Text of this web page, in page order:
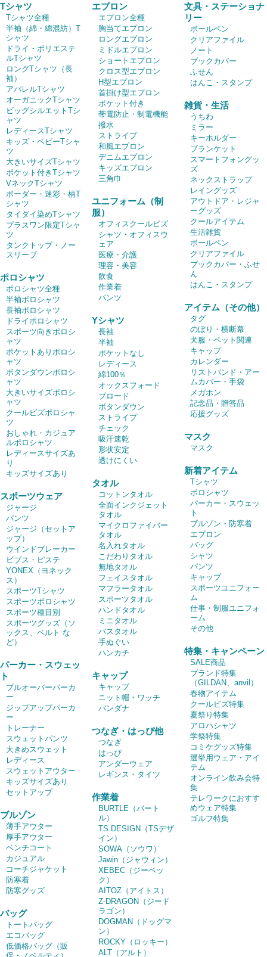
Tシャツ
Tシャツ全種
半袖（綿・綿混紡）T
シャツ
ドライ・ポリエステ
ルTシャツ
ロングTシャツ（長
袖）
アパレルTシャツ
オーガニックTシャツ
ビッグシルエットTシ
ャツ
レディースTシャツ
キッズ・ベビーTシャ
ツ
大きいサイズTシャツ
ポケット付きTシャツ
VネックTシャツ
ボーダー・迷彩・柄T
シャツ
タイダイ染めTシャツ
プラスワン限定Tシャ
ツ
タンクトップ・ノー
スリーブ
ポロシャツ
ポロシャツ全種
半袖ポロシャツ
長袖ポロシャツ
ドライポロシャツ
スポーツ向きポロシ
ャツ
ポケットありポロシ
ャツ
ボタンダウンポロシ
ャツ
大きいサイズポロシ
ャツ
クールビズポロシャ
ツ
おしゃれ・カジュア
ルポロシャツ
レディースサイズあ
り
キッズサイズあり
スポーツウェア
ジャージ
パンツ
ジャージ（セットア
ップ）
ウインドブレーカー
ビブス・ピステ
YONEX（ヨネック
ス）
スポーツTシャツ
スポーツポロシャツ
スポーツ種目別
スポーツグッズ（ソ
ックス、ベルト な
ど）
パーカー・スウェッ
ト
プルオーバーパーカ
ー
ジップアップパーカ
ー
トレーナー
スウェットパンツ
大きめスウェット
レディース
スウェットアウター
キッズサイズあり
セットアップ
ブルゾン
薄手アウター
厚手アウター
ベンチコート
カジュアル
コーチジャケット
防寒着
防寒グッズ
バッグ
トートバッグ
エコバッグ
低価格バッグ（販
エプロン
エプロン全種
胸当てエプロン
ロングエプロン
ミドルエプロン
ショートエプロン
クロス型エプロン
H型エプロン
首掛け型エプロン
ポケット付き
帯電防止・制電機能
撥水
ストライプ
和風エプロン
デニムエプロン
キッズエプロン
三角巾
ユニフォーム（制
服）
オフィスクールビズ
シャツ・オフィスウ
ェア
医療・介護
理容・美容
飲食
作業着
パンツ
Yシャツ
長袖
半袖
ポケットなし
レディース
綿100％
オックスフォード
ブロード
ボタンダウン
ストライプ
チェック
吸汗速乾
形状安定
透けにくい
タオル
コットンタオル
全面インクジェット
タオル
マイクロファイバー
タオル
名入れタオル
こだわりタオル
無地タオル
フェイスタオル
マフラータオル
スポーツタオル
ハンドタオル
ミニタオル
バスタオル
手ぬぐい
ハンカチ
キャップ
キャップ
ニット帽・ワッチ
バンダナ
つなぎ・はっぴ他
つなぎ
はっぴ
アンダーウェア
レギンス・タイツ
作業着
BURTLE（バート
ル）
TS DESIGN（TSデザ
イン）
SOWA（ソウワ）
Jawin（ジャウィン）
XEBEC（ジーベッ
ク）
AITOZ（アイトス）
Z-DRAGON（ジード
ラゴン）
DOGMAN（ドッグマ
ン）
ROCKY（ロッキー）
ALT（アルト）
文具・ステーショナ
リー
ボールペン
クリアファイル
ノート
ブックカバー
ふせん
はんこ・スタンプ
雑貨・生活
うちわ
ミラー
キーホルダー
ブランケット
スマートフォングッ
ズ
ネックストラップ
レイングッズ
アウトドア・レジャ
ーグッズ
クールアイテム
生活雑貨
ボールペン
クリアファイル
ブックカバー・ふせ
ん
はんこ・スタンプ
アイテム（その他）
タグ
のぼり・横断幕
犬服・ペット関連
キャップ
カレンダー
リストバンド・アー
ムカバー・手袋
メガホン
記念品・贈答品
応援グッズ
マスク
マスク
新着アイテム
Tシャツ
ポロシャツ
パーカー・スウェッ
ト
ブルゾン・防寒着
エプロン
バッグ
シャツ
パンツ
キャップ
スポーツユニフォー
ム
仕事・制服ユニフォ
ーム
その他
特集・キャンペーン
SALE商品
ブランド特集
（GILDAN、anvil）
春物アイテム
クールビズ特集
夏祭り特集
アロハシャツ
学祭特集
コミケグッズ特集
選挙用ウェア・アイ
テム
オンライン飲み会特
集
テレワークにおすす
めウェア特集
ゴルフ特集